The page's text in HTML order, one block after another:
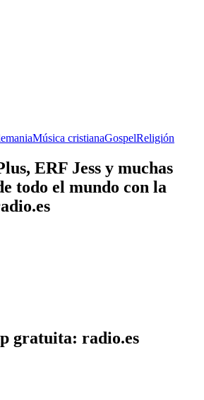
Música cristianaGospelReligión
ERF Jess y muchas
todo el mundo con la
gratuita: radio.es